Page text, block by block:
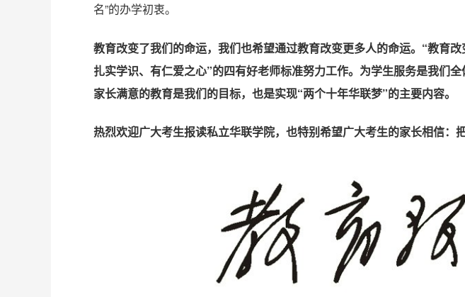
名”的办学初衷。
教育改变了我们的命运，我们也希望通过教育改变更多人的命运。“教育
扎实学识、有仁爱之心”的四有好老师标准努力工作。为学生服务是我们
家长满意的教育是我们的目标，也是实现“两个十年华联梦”的主要内容。
热烈欢迎广大考生报读私立华联学院，也特别希望广大考生的家长相信：